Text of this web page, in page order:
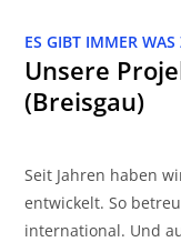
ES GIBT IMMER
Unsere
(Breisgau)
Seit Jahren haben
entwickelt. So
international. Und